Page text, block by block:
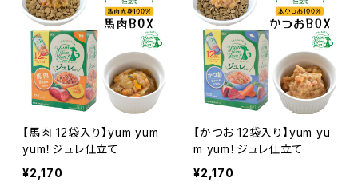
【馬肉 12袋入り】yum yum
yum！ジュレ仕立て
¥2,170
【かつお 12袋入り】yum yu
m yum！ジュレ仕立て
¥2,170